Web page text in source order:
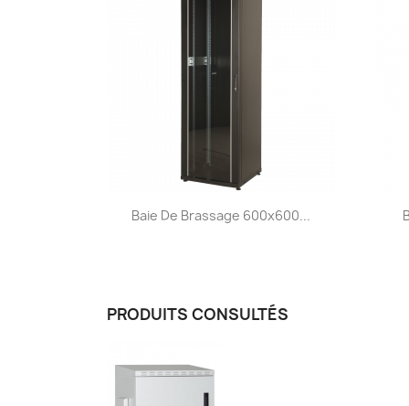
 Aperçu rapide
Baie De Brassage 600x600...
PRODUITS CONSULTÉS